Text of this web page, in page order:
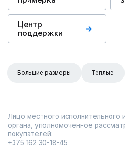
Центр
поддержки
Большие размеры Теплые
Лицо местного исполнительного
органа, уполномоченное
покупателей:
+375 162 30-18-45